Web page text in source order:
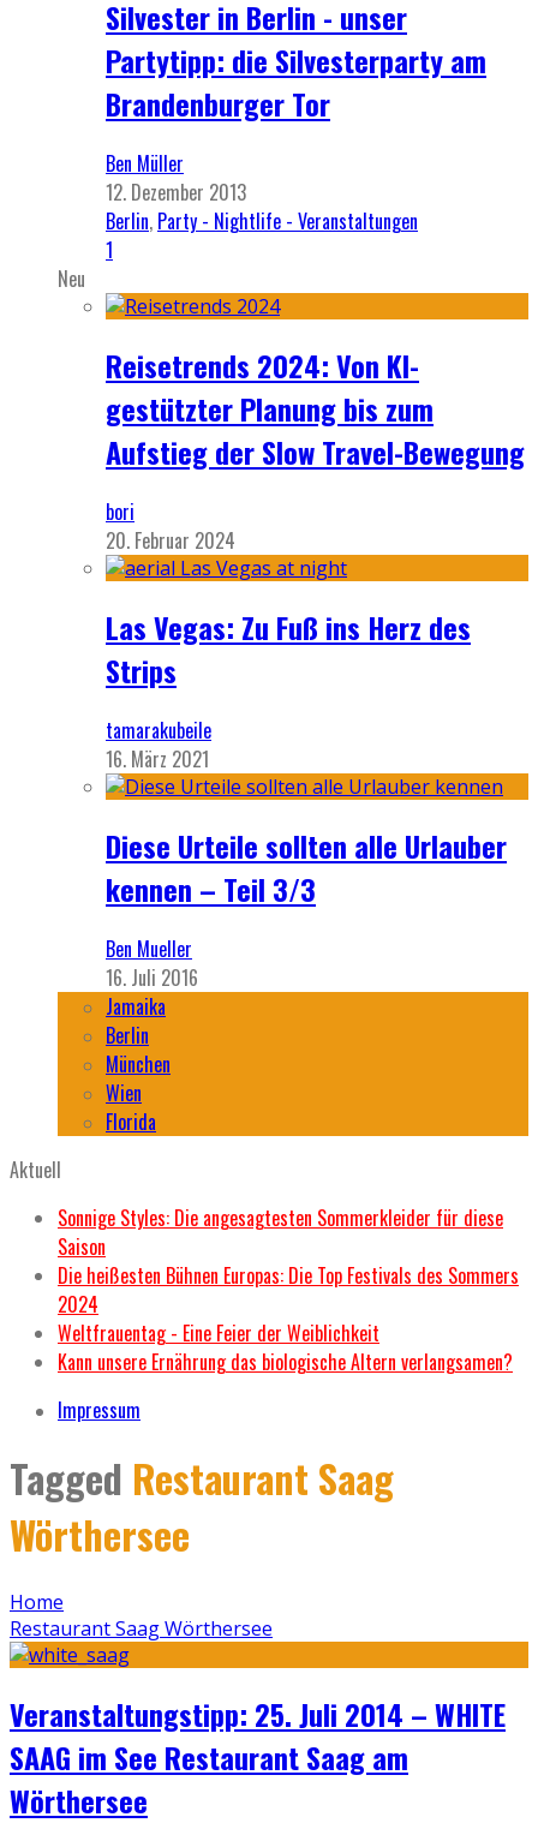
Silvester in Berlin - unser
Partytipp: die Silvesterparty am
Brandenburger Tor
Ben Müller
12. Dezember 2013
Berlin, Party - Nightlife - Veranstaltungen
1
Neu
Reisetrends 2024: Von KI-
gestützter Planung bis zum
Aufstieg der Slow Travel-Bewegung
bori
20. Februar 2024
Las Vegas: Zu Fuß ins Herz des
Strips
tamarakubeile
16. März 2021
Diese Urteile sollten alle Urlauber
kennen – Teil 3/3
Ben Mueller
16. Juli 2016
Jamaika
Berlin
München
Wien
Florida
Aktuell
Sonnige Styles: Die angesagtesten Sommerkleider für diese
Saison
Die heißesten Bühnen Europas: Die Top Festivals des Sommers
2024
Weltfrauentag - Eine Feier der Weiblichkeit
Kann unsere Ernährung das biologische Altern verlangsamen?
Impressum
Tagged Restaurant Saag
Wörthersee
Home
Restaurant Saag Wörthersee
Veranstaltungstipp: 25. Juli 2014 – WHITE
SAAG im See Restaurant Saag am
Wörthersee